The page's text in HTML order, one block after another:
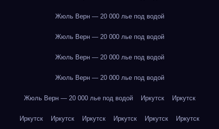
Жюль Верн — 20 000 лье под водой
Жюль Верн — 20 000 лье под водой
Жюль Верн — 20 000 лье под водой
Жюль Верн — 20 000 лье под водой
Жюль Верн — 20 000 лье под водой Иркутск Иркутск
Иркутск Иркутск Иркутск Иркутск Иркутск Иркутск